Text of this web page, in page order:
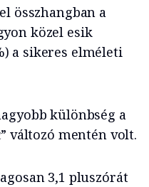
összhangban a
közel esik
a sikeres elméleti
különbség a
” változó mentén volt.
3,1 pluszórát